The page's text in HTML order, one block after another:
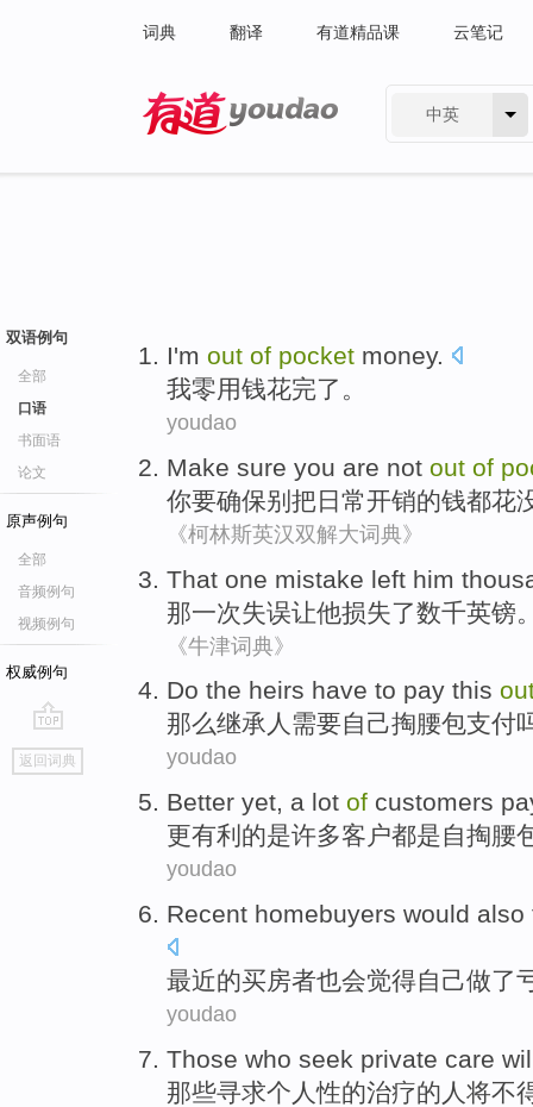
词典 翻译 有道精品课 云笔记
中英
双语例句
全部
口语
书面语
论文
原声例句
全部
音频例句
视频例句
权威例句
go
top
返回词典
I'm out of pocket money.
我零用钱花完了。
youdao
Make sure you are not out of
你要确保别把日常开销的钱都花
《柯林斯英汉双解大词典》
That one mistake left him
那一次失误让他损失了数千英镑
《牛津词典》
Do the heirs have to pay this
那么继承人 需要自己掏腰包支付
youdao
Better yet, a lot of customers
更有利 的是许多客户都是自掏腰
youdao
Recent homebuyers would also
最近的买房者也会觉得自己做了
youdao
Those who seek private care
那些寻求个人性的治疗的人 将不